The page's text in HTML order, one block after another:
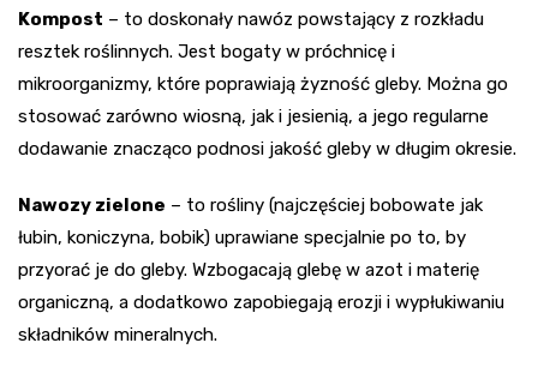
Kompost – to doskonały nawóz powstający z rozkładu
resztek roślinnych. Jest bogaty w próchnicę i
mikroorganizmy, które poprawiają żyzność gleby. Można go
stosować zarówno wiosną, jak i jesienią, a jego regularne
dodawanie znacząco podnosi jakość gleby w długim okresie.
Nawozy zielone – to rośliny (najczęściej bobowate jak
łubin, koniczyna, bobik) uprawiane specjalnie po to, by
przyorać je do gleby. Wzbogacają glebę w azot i materię
organiczną, a dodatkowo zapobiegają erozji i wypłukiwaniu
składników mineralnych.